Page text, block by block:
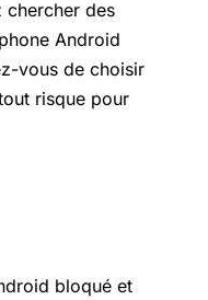
des
Android
vous de choisir
risque pour
bloqué et